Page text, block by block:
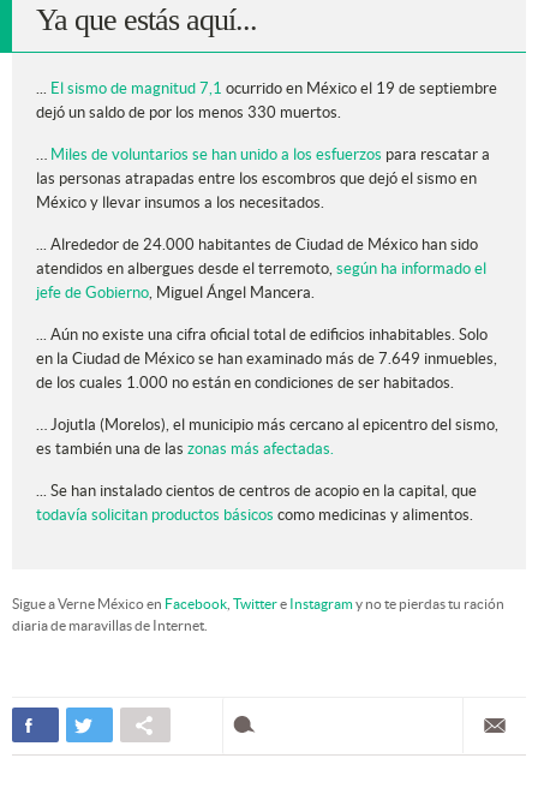
Ya que estás aquí...
El sismo de magnitud 7,1 ocurrido en México el 19 de septiembre
dejó un saldo de por los menos 330 muertos.
Miles de voluntarios se han unido a los esfuerzos para rescatar a
las personas atrapadas entre los escombros que dejó el sismo en
México y llevar insumos a los necesitados.
... Alrededor de 24.000 habitantes de Ciudad de México han sido
atendidos en albergues desde el terremoto, según ha informado el
jefe de Gobierno , Miguel Ángel Mancera.
... Aún no existe una cifra oficial total de edificios inhabitables. Solo
en la Ciudad de México se han examinado más de 7.649 inmuebles,
de los cuales 1.000 no están en condiciones de ser habitados.
… Jojutla (Morelos), el municipio más cercano al epicentro del sismo,
es también una de las zonas más afectadas.
... Se han instalado cientos de centros de acopio en la capital, que
todavía solicitan productos básicos como medicinas y alimentos.
Sigue a Verne México en Facebook Twittere Instagramy no te pierdas tu ración
diaria de maravillas de Internet.